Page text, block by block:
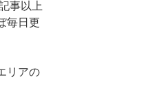
事以上
毎日更
リアの